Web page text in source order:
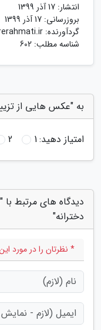
انتشار: 17 آذر 1399
بروزرسانی: 17 آذر 1399
گردآورنده:
شناسه مطلب: 602
به "عکس هایی از
امتیاز دهید:1
2
دیدگاه های مرتبط
دخترانه"
* نظرتان را در مورد